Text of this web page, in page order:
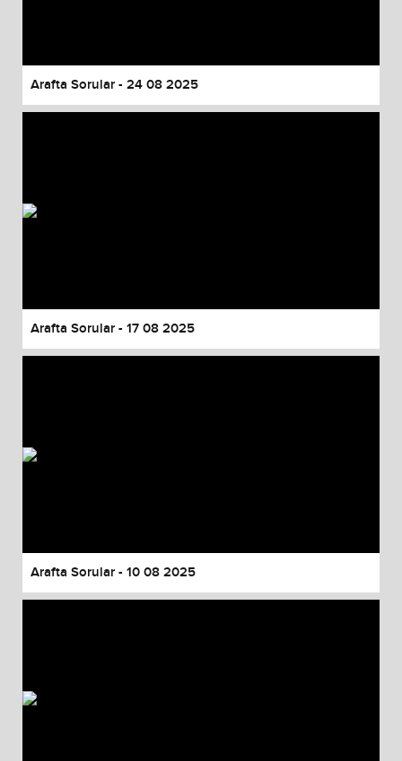
Arafta Sorular - 24 08 2025
Arafta Sorular - 17 08 2025
Arafta Sorular - 10 08 2025